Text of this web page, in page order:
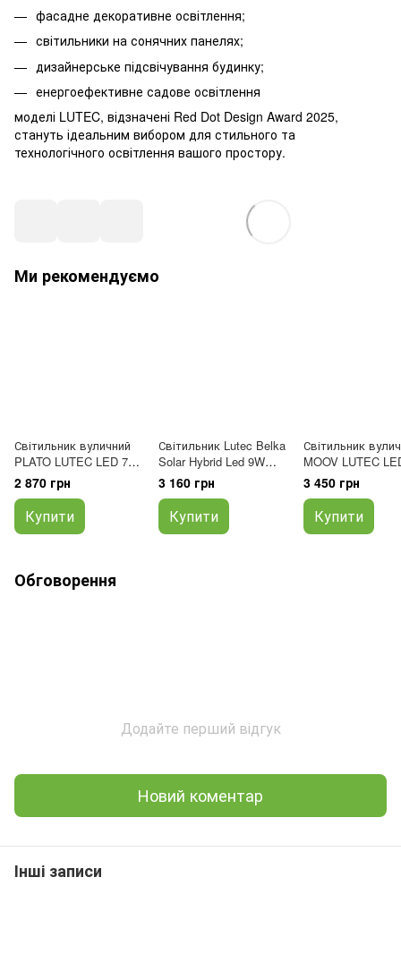
фасадне декоративне освітлення;
світильники на сонячних панелях;
дизайнерське підсвічування будинку;
енергоефективне садове освітлення
моделі LUTEC, відзначені Red Dot Design Award 2025,
стануть ідеальним вибором для стильного та
технологічного освітлення вашого простору.
Ми рекомендуємо
Світильник вуличний
PLATO LUTEC LED 7W
1000lm 3000K IP54
чорний матовий
5213402012
2 870 грн
Купити
Світильник Lutec Belka
Solar Hybrid Led 9W
3000K IP54 із
сонячною панеллю
6915601335
3 160 грн
Купити
Світильник
MOOV LUTEC
7.8W 550lm
темно-сірий
5137701118
3 450 грн
Купити
Обговорення
Додайте перший відгук
Новий коментар
Інші записи